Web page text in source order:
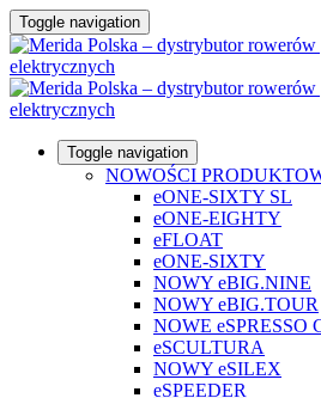
Toggle navigation
Toggle navigation
NOWOŚCI
eONE-SIXTY SL
eONE-EIGHTY
eFLOAT
eONE-SIXTY
NOWY eBIG.NINE
NOWY eBIG.TOUR
NOWE eSPRESSO
eSCULTURA
NOWY eSILEX
eSPEEDER